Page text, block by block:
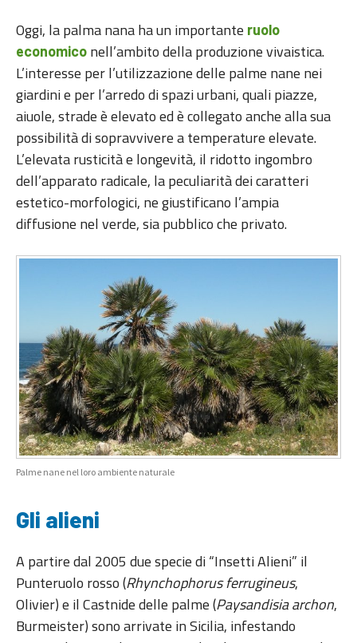
Oggi, la palma nana ha un importante ruolo
economico nell’ambito della produzione vivaistica.
L’interesse per l’utilizzazione delle palme nane nei
giardini e per l’arredo di spazi urbani, quali piazze,
aiuole, strade è elevato ed è collegato anche alla sua
possibilità di sopravvivere a temperature elevate.
L’elevata rusticità e longevità, il ridotto ingombro
dell’apparato radicale, la peculiarità dei caratteri
estetico-morfologici, ne giustificano l’ampia
diffusione nel verde, sia pubblico che privato.
Palme nane nel loro ambiente naturale
Gli alieni
A partire dal 2005 due specie di “Insetti Alieni” il
Punteruolo rosso (Rhynchophorus ferrugineus,
Olivier) e il Castnide delle palme (Paysandisia archon,
Burmeister) sono arrivate in Sicilia, infestando